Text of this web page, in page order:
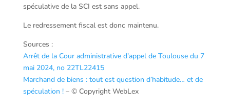
spéculative de la SCI est sans appel.
Le redressement fiscal est donc maintenu.
Sources :
Arrêt de la Cour administrative d’appel de Toulouse du 7
mai 2024, no 22TL22415
Marchand de biens : tout est question d’habitude… et de
spéculation !– © Copyright WebLex